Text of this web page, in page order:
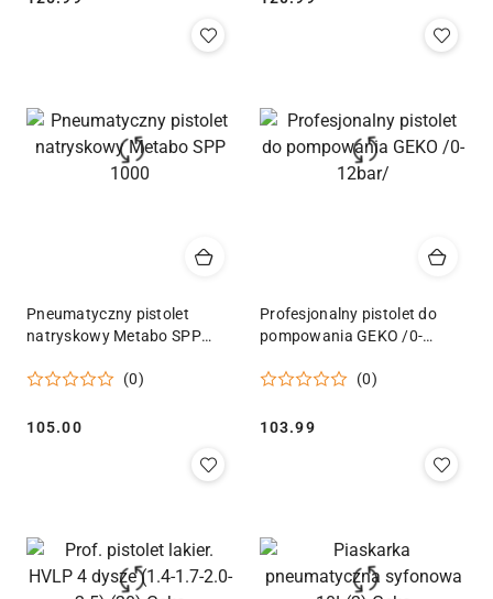
Pneumatyczny pistolet
natryskowy Metabo SPP
(0)
Cena:
105.00
Profesjonalny pistolet do
pompowania GEKO /0-
(0)
Cena:
103.99